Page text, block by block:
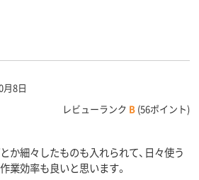
月8日
レビューランク B (56ポイント)
か細々したものも入れられて、日々使う
業効率も良いと思います。